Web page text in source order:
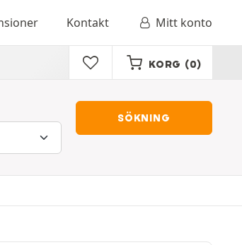
Kontakt Mitt konto
KORG (0)
SÖKNING